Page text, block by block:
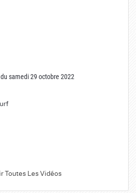
samedi 29 octobre 2022
Toutes Les Vidéos